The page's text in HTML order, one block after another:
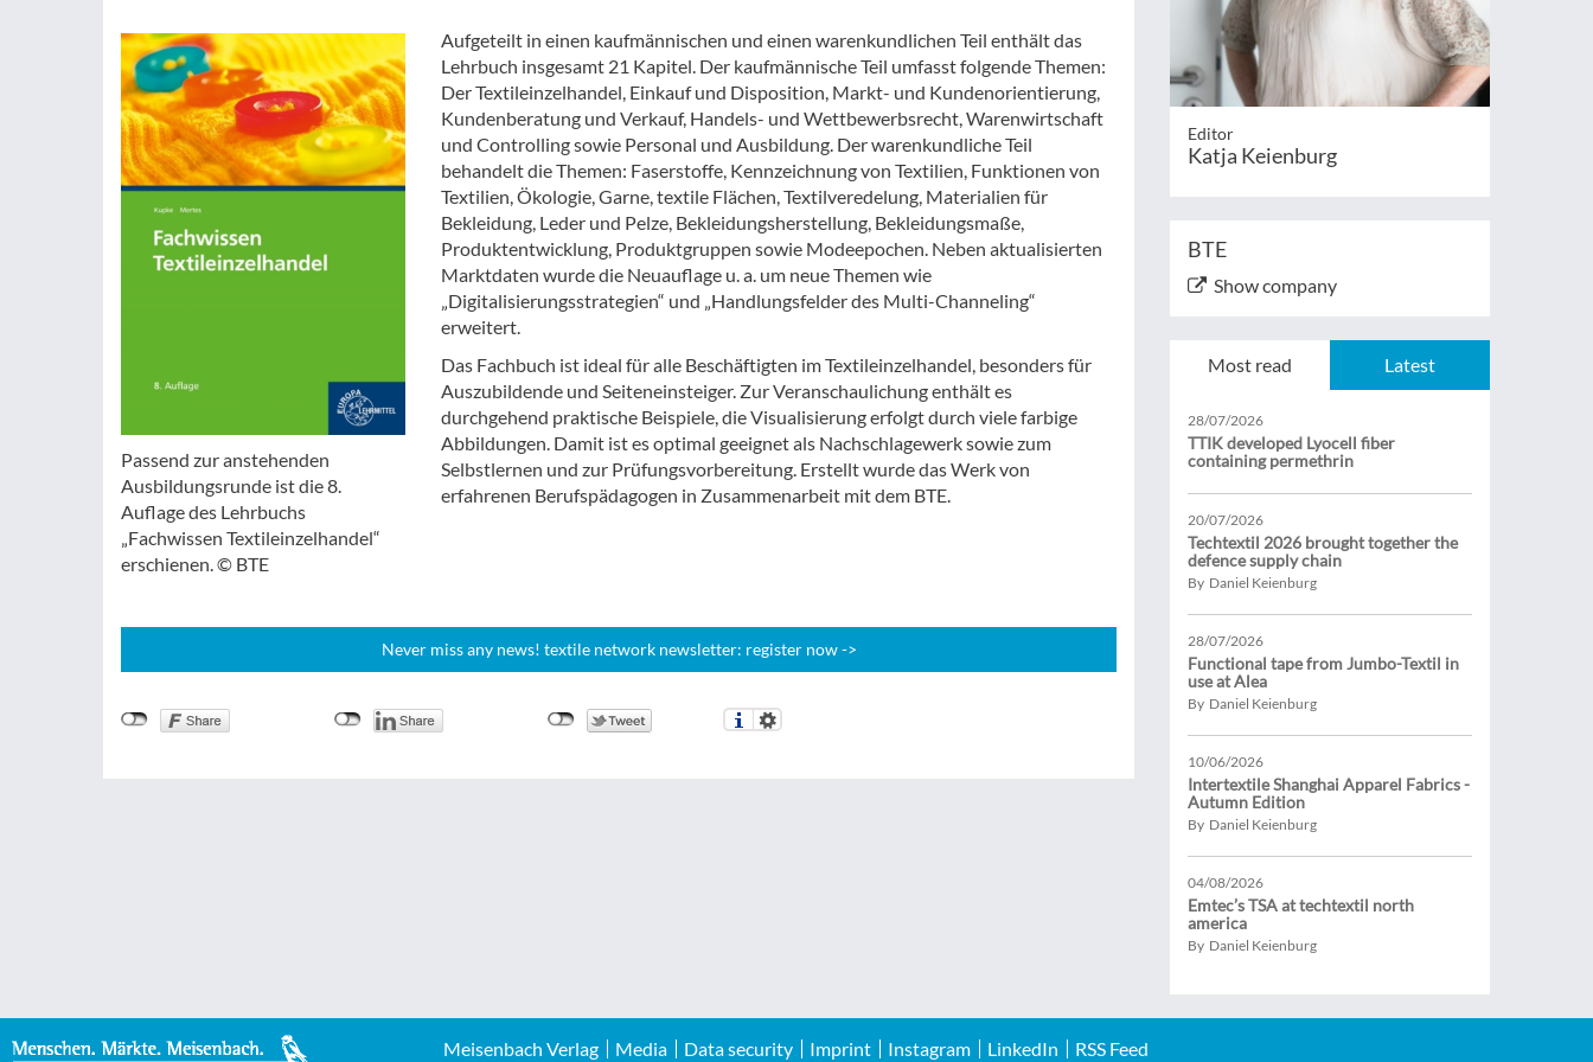
Passend zur anstehenden
Ausbildungsrunde ist die 8.
Auflage des Lehrbuchs
„Fachwissen Textileinzelhandel“
erschienen. © BTE
Aufgeteilt in einen kaufmännischen und einen warenkundlichen Teil enthält das
Lehrbuch insgesamt 21 Kapitel. Der kaufmännische Teil umfasst folgende Themen:
Der Textileinzelhandel, Einkauf und Disposition, Markt- und Kundenorientierung,
Kundenberatung und Verkauf, Handels- und Wettbewerbsrecht, Warenwirtschaft
und Controlling sowie Personal und Ausbildung. Der warenkundliche Teil
behandelt die Themen: Faserstoffe, Kennzeichnung von Textilien, Funktionen von
Textilien, Ökologie, Garne, textile Flächen, Textilveredelung, Materialien für
Bekleidung, Leder und Pelze, Bekleidungsherstellung, Bekleidungsmaße,
Produktentwicklung, Produktgruppen sowie Modeepochen. Neben aktualisierten
Marktdaten wurde die Neuauflage u. a. um neue Themen wie
„Digitalisierungsstrategien“ und „Handlungsfelder des Multi-Channeling“
erweitert.
Das Fachbuch ist ideal für alle Beschäftigten im Textileinzelhandel, besonders für
Auszubildende und Seiteneinsteiger. Zur Veranschaulichung enthält es
durchgehend praktische Beispiele, die Visualisierung erfolgt durch viele farbige
Abbildungen. Damit ist es optimal geeignet als Nachschlagewerk sowie zum
Selbstlernen und zur Prüfungsvorbereitung. Erstellt wurde das Werk von
erfahrenen Berufspädagogen in Zusammenarbeit mit dem BTE.
Never miss any news! textile network newsletter: register now ->
Editor
Katja Keienburg
BTE
Show company
Most read Latest
28/07/2026
TTIK developed Lyocell fiber
containing permethrin
20/07/2026
Techtextil 2026 brought together the
defence supply chain
By Daniel Keienburg
28/07/2026
Functional tape from Jumbo-Textil in
use at Alea
By Daniel Keienburg
10/06/2026
Intertextile Shanghai Apparel Fabrics -
Autumn Edition
By Daniel Keienburg
04/08/2026
Emtec’s TSA at techtextil north
america
By Daniel Keienburg
Meisenbach Verlag Media Data security Imprint Instagram LinkedIn RSS Feed